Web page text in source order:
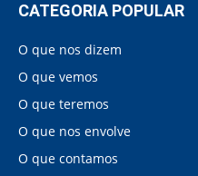
CATEGORIA POPULAR
O que nos dizem
O que vemos
O que teremos
O que nos envolve
O que contamos